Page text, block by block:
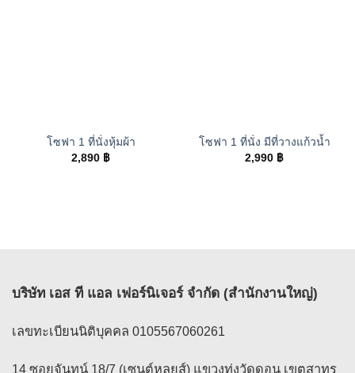
โซฟา 1 ที่นั่งหุ้มผ้า
2,890 ฿
โซฟา 1 ที่นั่ง มีที่วางแก้วน้ำ
2,990 ฿
บริษัท เอส ที แอล เฟอร์นิเจอร์ จำกัด (สำนักงานใหญ่)
เลขทะเบียนนิติบุคคล 0105567060261
14 ซอยจันทน์ 18/7 (เซนต์หลุยส์) แขวงทุ่งวัดดอน เขตสาทร